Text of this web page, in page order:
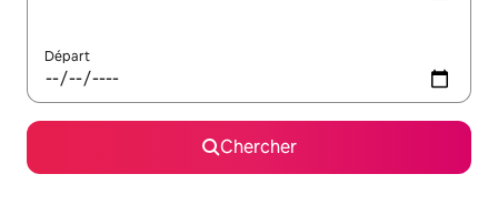
Départ
Chercher